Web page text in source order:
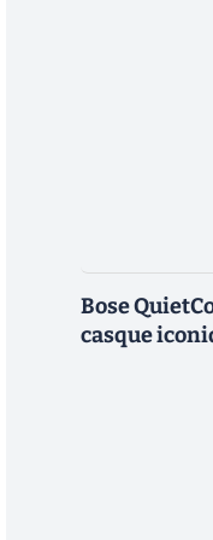
Bose
casque